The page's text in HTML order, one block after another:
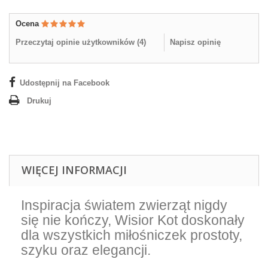
Ocena
Przeczytaj opinie użytkowników (4) Napisz opinię
Udostępnij na Facebook
Drukuj
WIĘCEJ INFORMACJI
Inspiracja światem zwierząt nigdy
się nie kończy, Wisior Kot doskonały
dla wszystkich miłośniczek prostoty,
szyku oraz elegancji.